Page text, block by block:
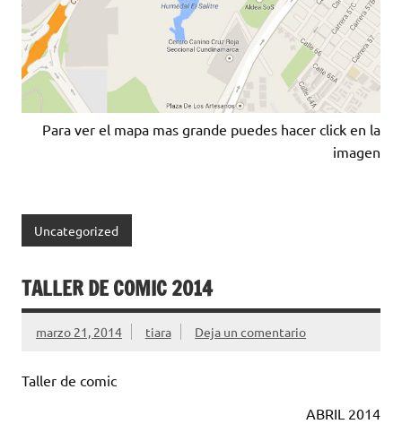
Para ver el mapa mas grande puedes hacer click en la
imagen
Uncategorized
TALLER DE COMIC 2014
marzo 21, 2014 tiara Deja un comentario
Taller de comic
ABRIL 2014